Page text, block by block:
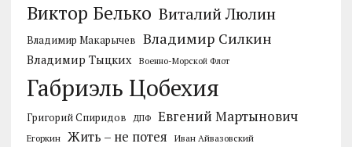
Виктор Белько Виталий Люлин
Владимир Макарычев Владимир Силкин
Владимир Тыцких Военно-Морской Флот
Габриэль Цобехия
Григорий Спиридов ДПФ Евгений Мартынович
Егоркин Жить – не потея Иван Айвазовский